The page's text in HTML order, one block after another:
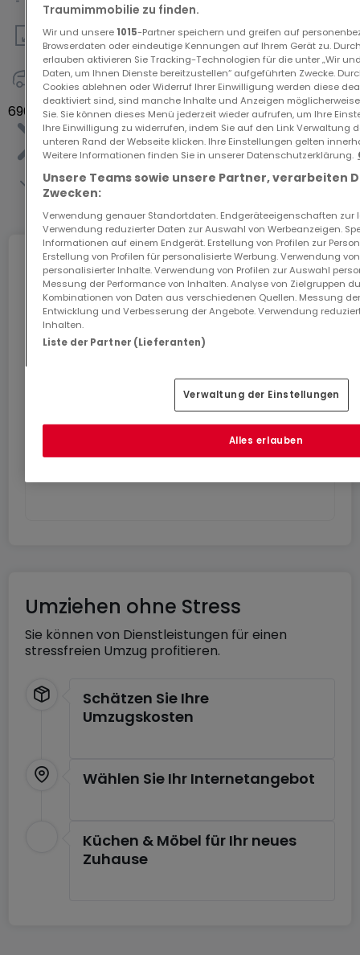
1
69m²
2
696.546 €
Gesamte Liste anzeigen
Internet
Das GiGA Internet: Internet zu Hause
Sichern Sie sich mit dem Code ATHOME26 einen
Los geht’s
Umziehen ohne Stress
Sie können von Dienstleistungen für einen
stressfreien Umzug profitieren.
Schätzen Sie Ihre
Umzugskosten
Wählen Sie Ihr Internetangebot
Küchen & Möbel für Ihr neues
Zuhause
Traumimmobilie zu finden.
Wir und unsere 1015-Partner speichern und greifen auf
Browserdaten oder eindeutige Kennungen auf Ihrem Gerät zu.
erlauben aktivieren Sie Tracking-Technologien für die unter „Wir
Daten, um Ihnen Dienste bereitzustellen“ aufgeführten Zwecke.
Cookies ablehnen oder Widerruf Ihrer Einwilligung werden diese
deaktiviert sind, sind manche Inhalte und Anzeigen
Sie. Sie können dieses Menü jederzeit wieder aufrufen, um Ihre
Ihre Einwilligung zu widerrufen, indem Sie auf den Link Verwaltung
unteren Rand der Webseite klicken. Ihre Einstellungen gelten
Weitere Informationen finden Sie in unserer Datenschutzerklärung.
Unsere Teams sowie unsere Partner, verarbeiten
Zwecken:
Verwendung genauer Standortdaten. Endgeräteeigenschaften zur
Verwendung reduzierter Daten zur Auswahl von Werbeanzeigen.
Informationen auf einem Endgerät. Erstellung von Profilen zur
Erstellung von Profilen für personalisierte Werbung. Verwendung
personalisierter Inhalte. Verwendung von Profilen zur Auswahl
Messung der Performance von Inhalten. Analyse von Zielgruppen
Kombinationen von Daten aus verschiedenen Quellen. Messung
Entwicklung und Verbesserung der Angebote. Verwendung
Inhalten.
Liste der Partner (Lieferanten)
Verwaltung der Einstellungen
Alles erlauben